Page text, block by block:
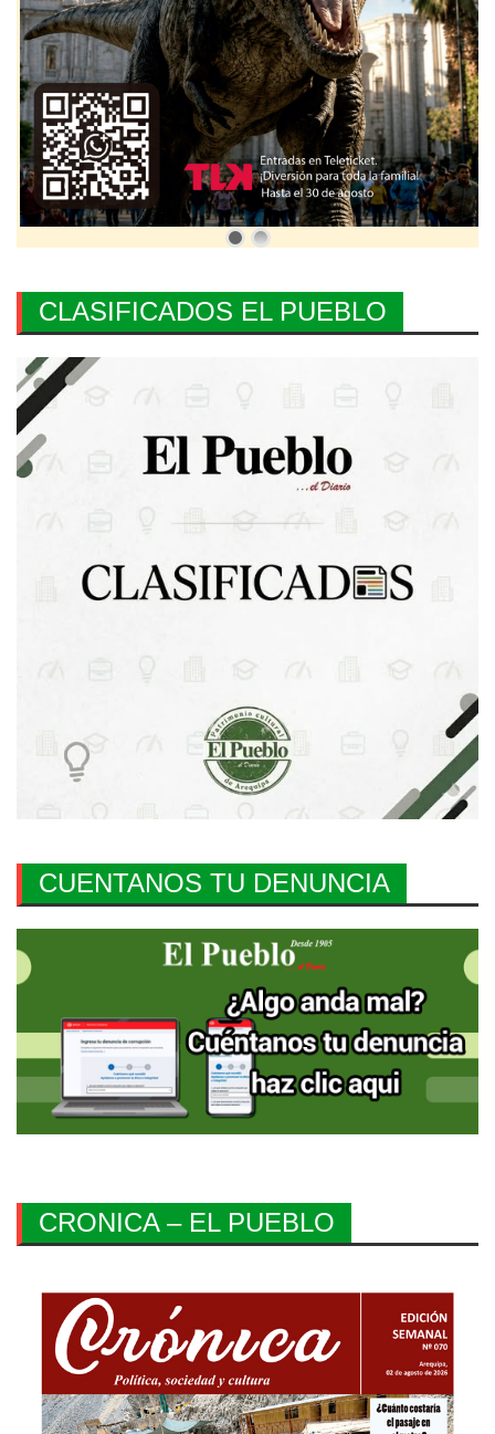
CLASIFICADOS EL PUEBLO
CUENTANOS TU DENUNCIA
CRONICA – EL PUEBLO